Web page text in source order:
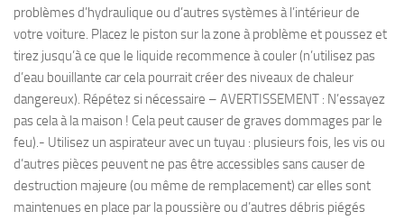
problèmes d’hydraulique ou d’autres systèmes à l’intérieur de
votre voiture. Placez le piston sur la zone à problème et poussez et
tirez jusqu’à ce que le liquide recommence à couler (n’utilisez pas
d’eau bouillante car cela pourrait créer des niveaux de chaleur
dangereux). Répétez si nécessaire – AVERTISSEMENT : N’essayez
pas cela à la maison ! Cela peut causer de graves dommages par le
feu).- Utilisez un aspirateur avec un tuyau : plusieurs fois, les vis ou
d’autres pièces peuvent ne pas être accessibles sans causer de
destruction majeure (ou même de remplacement) car elles sont
maintenues en place par la poussière ou d’autres débris piégés